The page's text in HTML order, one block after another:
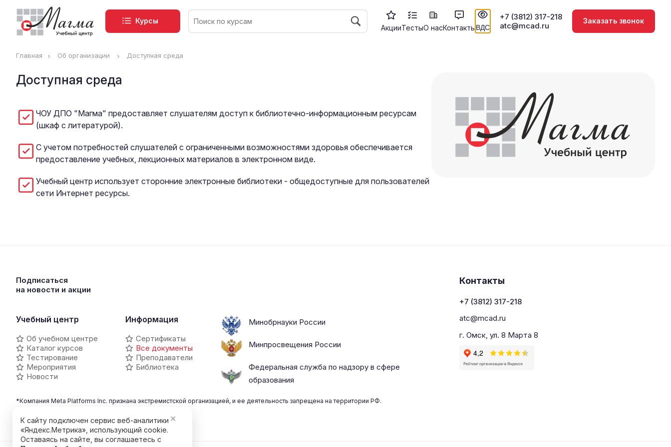
Курсы
АкцииТестыО насКонтакты ВДС
+7 (3812) 317-218
atc@mcad.ru
Заказать звонок
Главная Об организации Доступная среда
Доступная среда
ЧОУ ДПО "Магма" предоставляет слушателям доступ к библиотечно-информационным ресурсам
(шкаф с литературой).
С учетом потребностей слушателей с ограниченными возможностями здоровья обеспечивается
предоставление учебных, лекционных материалов в электронном виде.
Учебный центр использует сторонние электронные библиотеки - общедоступные для пользователей
сети Интернет ресурсы.
Подписаться
на новости и акции
Учебный центр
Об учебном центре
Каталог курсов
Тестирование
Мероприятия
Новости
Информация
Сертификаты
Все документы
Преподаватели
Библиотека
Минобрнауки России
Минпросвещения России
Федеральная служба по надзору в сфере
образования
*Компания Meta Platforms Inc. признана экстремистской организацией, и ее деятельность запрещена на территории РФ.
Контакты
+7 (3812) 317-218
atc@mcad.ru
г. Омск, ул. 8 Марта 8
К сайту подключен сервис веб-аналитики
«Яндекс.Метрика», использующий cookie.
Оставаясь на сайте, вы соглашаетесь с
✕